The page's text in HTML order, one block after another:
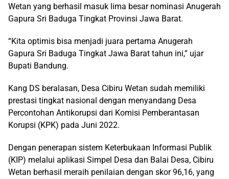
Wetan yang berhasil masuk lima besar nominasi Anugerah
Gapura Sri Baduga Tingkat Provinsi Jawa Barat.
“Kita optimis bisa menjadi juara pertama Anugerah
Gapura Sri Baduga Tingkat Jawa Barat tahun ini,” ujar
Bupati Bandung.
Kang DS beralasan, Desa Cibiru Wetan sudah memiliki
prestasi tingkat nasional dengan menyandang Desa
Percontohan Antikorupsi dari Komisi Pemberantasan
Korupsi (KPK) pada Juni 2022.
Dengan penerapan sistem Keterbukaan Informasi Publik
(KIP) melalui aplikasi Simpel Desa dan Balai Desa, Cibiru
Wetan berhasil meraih penilaian dengan skor 96,16, yang